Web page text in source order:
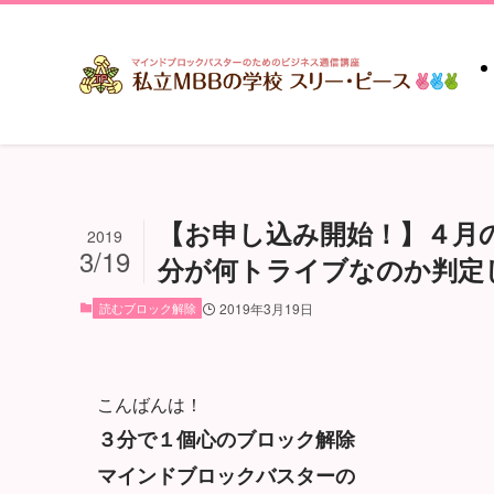
【お申し込み開始！】４
分が何トライブなのか判
2019
3/19
読むブロック解除 2019年3月19日
こんばんは！
３分で１個心のブロック解除
マインドブロックバスターの